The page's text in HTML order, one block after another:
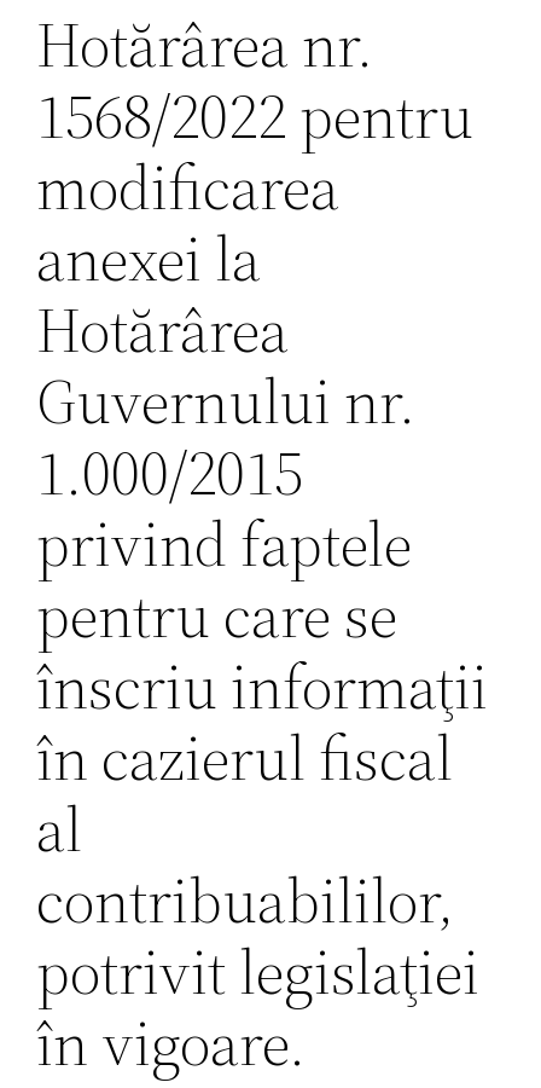
Hotărârea nr.
1568/2022 pentru
modificarea
anexei la
Hotărârea
Guvernului nr.
1.000/2015
privind faptele
pentru care se
înscriu informaţii
în cazierul fiscal
al
contribuabililor,
potrivit legislaţiei
în vigoare.